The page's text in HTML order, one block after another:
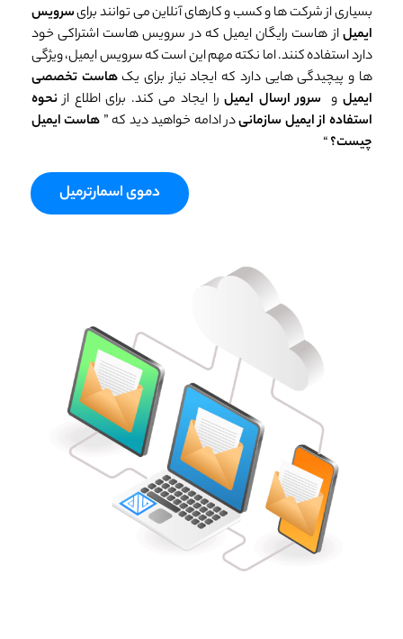
بسیاری از شرکت ها و کسب و کارهای آنلاین می توانند برایسرویس
ایمیلاز هاست رایگان ایمیل که در سرویس هاست اشتراکی خود
دارد استفاده کنند. اما نکته مهم این است که سرویس ایمیل، ویژگی
ها و پیچیدگی هایی دارد که ایجاد نیاز برای یکهاست تخصصی
ایمیل و سرور ارسال ایمیلرا ایجاد می کند. برای اطلاع ازنحوه
استفاده از ایمیل سازمانیدر ادامه خواهید دید که ” هاست ایمیل
چیست؟“
دموی اسمارترمیل